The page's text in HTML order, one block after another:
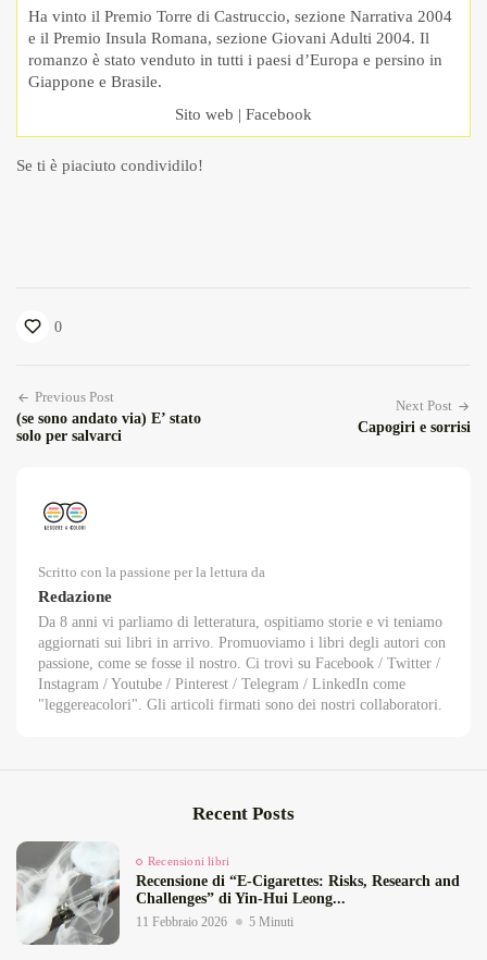
Ha vinto il Premio Torre di Castruccio, sezione Narrativa 2004
e il Premio Insula Romana, sezione Giovani Adulti 2004. Il
romanzo è stato venduto in tutti i paesi d’Europa e persino in
Giappone e Brasile.
Sito web | Facebook
Se ti è piaciuto condividilo!
0
Previous Post
(se sono andato via) E’ stato
solo per salvarci
Next Post
Capogiri e sorrisi
Scritto con la passione per la lettura da
Redazione
Da 8 anni vi parliamo di letteratura, ospitiamo storie e vi teniamo
aggiornati sui libri in arrivo. Promuoviamo i libri degli autori con
passione, come se fosse il nostro. Ci trovi su Facebook / Twitter /
Instagram / Youtube / Pinterest / Telegram / LinkedIn come
"leggereacolori". Gli articoli firmati sono dei nostri collaboratori.
Recent Posts
Recensioni libri
Recensione di “E‑Cigarettes: Risks, Research and
Challenges” di Yin‑Hui Leong...
11 Febbraio 2026 5 Minuti